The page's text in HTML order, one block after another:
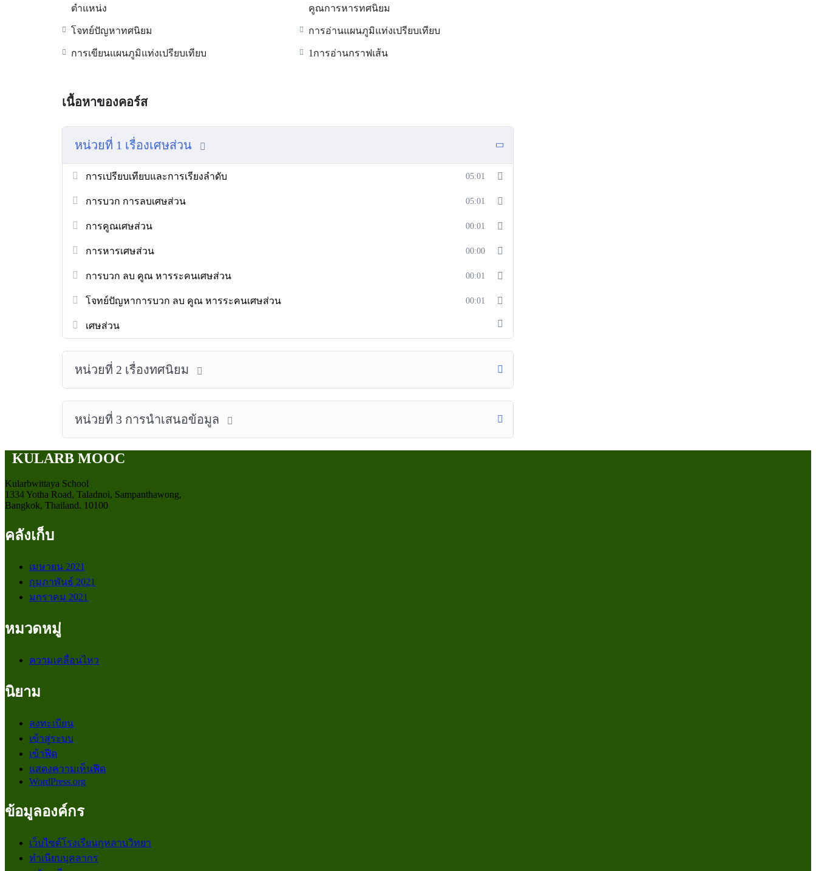
ตำแหน่ง
คูณการหารทศนิยม
โจทย์ปัญหาทศนิยม การอ่านแผนภูมิแท่งเปรียบเทียบ
การเขียนแผนภูมิแท่งเปรียบเทียบ 1การอ่านกราฟเส้น
เนื้อหาของคอร์ส
หน่วยที่ 1 เรื่องเศษส่วน
การเปรียบเทียบและการเรียงลำดับ 05:01
การบวก การลบเศษส่วน 05:01
การคูณเศษส่วน 00:01
การหารเศษส่วน 00:00
การบวก ลบ คูณ หารระคนเศษส่วน 00:01
โจทย์ปัญหาการบวก ลบ คูณ หารระคนเศษส่วน 00:01
เศษส่วน
หน่วยที่ 2 เรื่องทศนิยม
หน่วยที่ 3 การนำเสนอข้อมูล
KULARB MOOC
Kularbwittaya School
1334 Yotha Road, Taladnoi, Sampanthawong,
Bangkok, Thailand. 10100
คลังเก็บ
เมษายน 2021
กุมภาพันธ์ 2021
มกราคม 2021
หมวดหมู่
ความเคลื่อนไหว
นิยาม
ลงทะเบียน
เข้าสู่ระบบ
เข้าฟีด
แสดงความเห็นฟีด
WordPress.org
ข้อมูลองค์กร
เว็บไซต์โรงเรียนกุหลาบวิทยา
ทำเนียบบุคลากร